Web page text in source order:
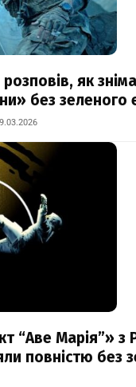
як
без зеленого
“Аве Марія”» з
повністю без